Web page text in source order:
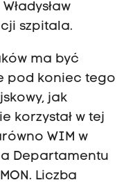
szpitala.
ma być
pod koniec tego
jak
korzystał w tej
WIM w
Departamentu
Liczba